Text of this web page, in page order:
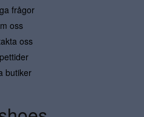
frågor
oss
oss
butiker